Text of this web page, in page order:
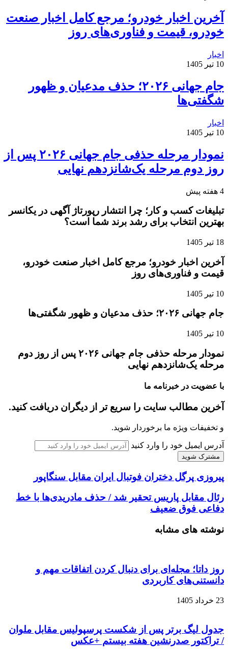
آخرین اخبار خودرو؛ مرجع کامل اخبار صنعت
خودرو، قیمت و فناوری‌های روز
اخبار
10 تیر 1405
جام جهانی ۲۰۲۶؛ حذف مدعیان و ظهور
شگفتی‌ها
اخبار
10 تیر 1405
نمودار مرحله حذفی جام جهانی ۲۰۲۶ پس از
روز دوم مرحله یک‌شانزدهم نهایی
4 هفته پیش
تبلیغات کسب و کار؛ چرا انتشار رپورتاژ آگهی در یکانسر
بهترین انتخاب برای رشد برند شما است؟
18 تیر 1405
آخرین اخبار خودرو؛ مرجع کامل اخبار صنعت خودرو،
قیمت و فناوری‌های روز
10 تیر 1405
جام جهانی ۲۰۲۶؛ حذف مدعیان و ظهور شگفتی‌ها
10 تیر 1405
نمودار مرحله حذفی جام جهانی ۲۰۲۶ پس از روز دوم
مرحله یک‌شانزدهم نهایی
با عضویت در خبرنامه ما
آخرین مطالب سایت را سریع تر از دیگران دریافت کنید.
و تخفیفات ویژه ما برخوردار شوید.
آدرس ایمیل خود را وارد کنید
پیروزی پرگل دختران فوتبال ایران مقابل سنگاپور
رئال مقابل پاریس تحقیر شد / حذف مادریدی‌ها با خط
دفاعی فوق ضعیف
نوشته های مشابه
روز داتا؛ مجله‌ای برای دنبال کردن اتفاقات مهم و
دانستنی‌های کاربردی
23 خرداد 1405
جدول لیگ برتر پس از شکست پرسپولیس مقابل ملوان
/ تراکتور صدرنشین هفته بیستم +عکس